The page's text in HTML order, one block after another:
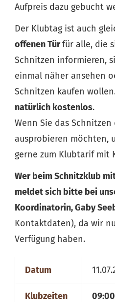
Aufpreis dazu gebucht
Der Klubtag ist auch
offenen Türfür alle, die
Schnitzen informieren,
einmal näher ansehen
Schnitzen kaufen
natürlich kostenlos.
Wenn Sie das
ausprobieren möchten,
gerne zum Klubtarif mit
Wer beim Schnitzklub
meldet sich bitte bei
Koordinatorin, Gaby
Kontaktdaten), da wir
Verfügung haben.
Datum
Klubzeiten